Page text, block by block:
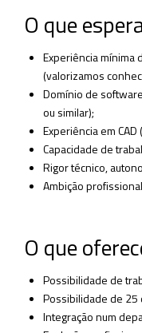
O que
Experiência mínima
(valorizamos
Domínio de
ou similar);
Experiência em
Capacidade de
Rigor técnico,
Ambição
O que
Possibilidade de
Possibilidade de 25
Integração num